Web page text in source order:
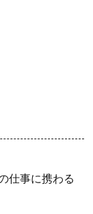
仕事に携わる